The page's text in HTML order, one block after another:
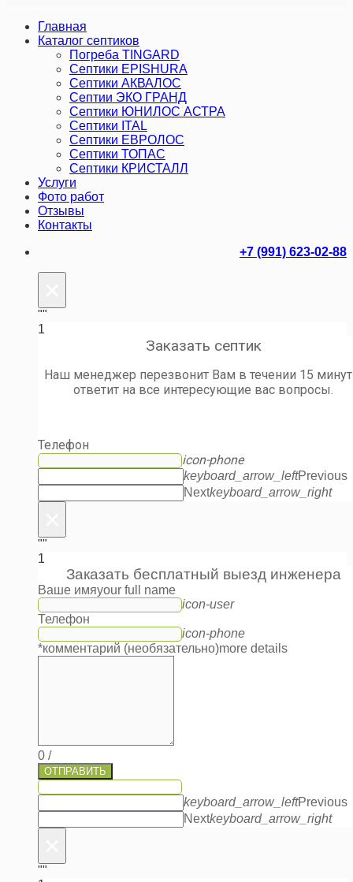
Главная
Каталог септиков
Погреба TINGARD
Септики EPISHURA
Септики АКВАЛОС
Септии ЭКО ГРАНД
Септики ЮНИЛОС АСТРА
Септики ITAL
Септики ЕВРОЛОС
Септики ТОПАС
Септики КРИСТАЛЛ
Услуги
Фото работ
Отзывы
Контакты
+7 (991) 623-02-88
""
1
Заказать септик
Наш менеджер перезвонит Вам в течении 15
ответит на все интересующие вас вопросы.
Телефон
icon-phone
keyboard_arrow_leftPrevious
Nextkeyboard_arrow_right
""
1
Заказать бесплатный выезд инженера
Ваше имяyour full name
icon-user
Телефон
icon-phone
*комментарий (необязательно)more details
0 /
ОТПРАВИТЬ
keyboard_arrow_leftPrevious
Nextkeyboard_arrow_right
""